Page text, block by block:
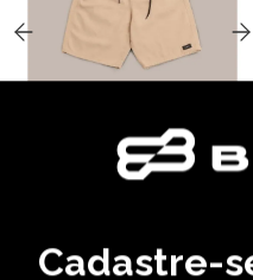
BERMUDA JUICE - AREIA
Cadastre-